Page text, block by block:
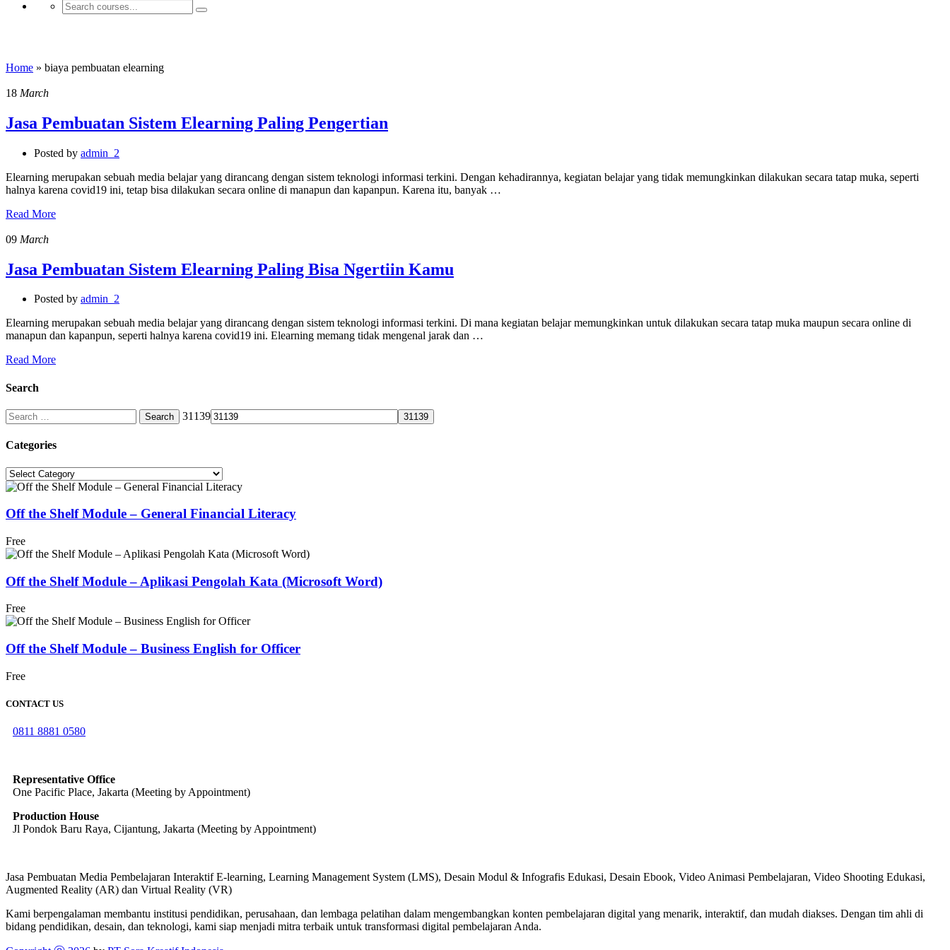
Home » biaya pembuatan elearning
18 March
Jasa Pembuatan Sistem Elearning Paling Pengertian
Posted by admin_2
Elearning merupakan sebuah media belajar yang dirancang dengan sistem teknologi informasi terkini. Dengan kehadirannya, kegiatan belajar yang tidak memungkinkan dilakukan secara tatap muka, seperti
halnya karena covid19 ini, tetap bisa dilakukan secara online di manapun dan kapanpun. Karena itu, banyak …
Read More
09 March
Jasa Pembuatan Sistem Elearning Paling Bisa Ngertiin Kamu
Posted by admin_2
Elearning merupakan sebuah media belajar yang dirancang dengan sistem teknologi informasi terkini. Di mana kegiatan belajar memungkinkan untuk dilakukan secara tatap muka maupun secara online di
manapun dan kapanpun, seperti halnya karena covid19 ini. Elearning memang tidak mengenal jarak dan …
Read More
Search
Search
for:
31139
Categories
Categories
Off the Shelf Module – General Financial Literacy
Free
Off the Shelf Module – Aplikasi Pengolah Kata (Microsoft Word)
Free
Off the Shelf Module – Business English for Officer
Free
CONTACT US
0811 8881 0580
Representative Office
One Pacific Place, Jakarta (Meeting by Appointment)
Production House
Jl Pondok Baru Raya, Cijantung, Jakarta (Meeting by Appointment)
Jasa Pembuatan Media Pembelajaran Interaktif E-learning, Learning Management System (LMS), Desain Modul & Infografis Edukasi, Desain Ebook, Video Animasi Pembelajaran, Video Shooting Edukasi,
Augmented Reality (AR) dan Virtual Reality (VR)
Kami berpengalaman membantu institusi pendidikan, perusahaan, dan lembaga pelatihan dalam mengembangkan konten pembelajaran digital yang menarik, interaktif, dan mudah diakses. Dengan tim ahli di
bidang pendidikan, desain, dan teknologi, kami siap menjadi mitra terbaik untuk transformasi digital pembelajaran Anda.